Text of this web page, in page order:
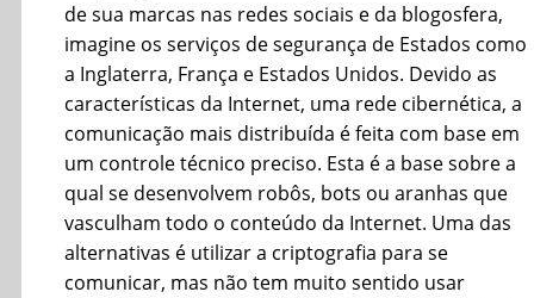
de sua marcas nas redes sociais e da blogosfera,
imagine os serviços de segurança de Estados como
a Inglaterra, França e Estados Unidos. Devido as
características da Internet, uma rede cibernética, a
comunicação mais distribuída é feita com base em
um controle técnico preciso. Esta é a base sobre a
qual se desenvolvem robôs, bots ou aranhas que
vasculham todo o conteúdo da Internet. Uma das
alternativas é utilizar a criptografia para se
comunicar, mas não tem muito sentido usar